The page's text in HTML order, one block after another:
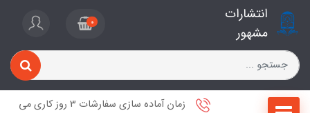
انتشارات
مشهور
0
زمان آماده سازی سفارشات 3 روز کاری می